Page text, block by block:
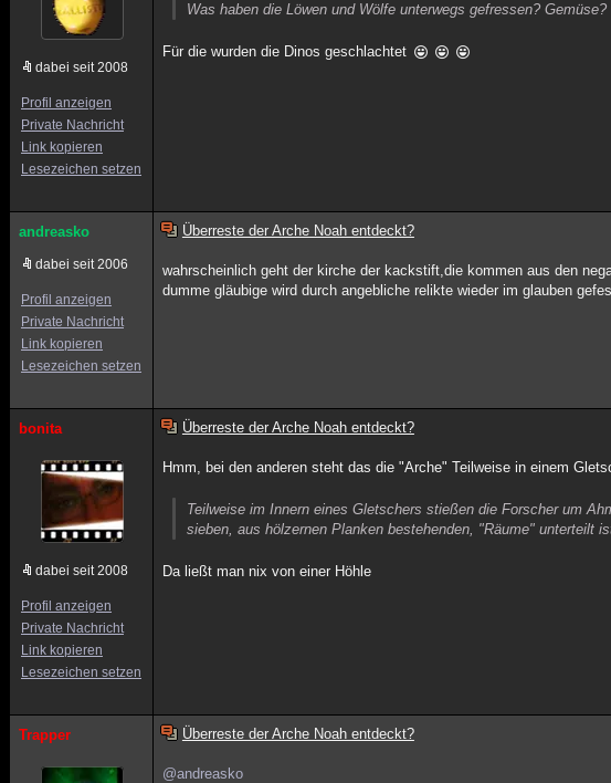
dabei seit 2008
Profil anzeigen
Private Nachricht
Link kopieren
Lesezeichen setzen
Was haben die Löwen und Wölfe unterwegs gefressen? Gemüse?
Für die wurden die Dinos geschlachtet
andreasko
dabei seit 2006
Profil anzeigen
Private Nachricht
Link kopieren
Lesezeichen setzen
Überreste der Arche Noah entdeckt?
wahrscheinlich geht der kirche der kackstift,die kommen aus den
dumme gläubige wird durch angebliche relikte wieder im glauben
bonita
dabei seit 2008
Profil anzeigen
Private Nachricht
Link kopieren
Lesezeichen setzen
Überreste der Arche Noah entdeckt?
Hmm, bei den anderen steht das die "Arche" Teilweise in einem
Teilweise im Innern eines Gletschers stießen die Forscher um
sieben, aus hölzernen Planken bestehenden, "Räume" unterteilt
Da ließt man nix von einer Höhle
Trapper Überreste der Arche Noah entdeckt?
@andreasko